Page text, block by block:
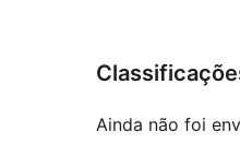
Ainda não foi